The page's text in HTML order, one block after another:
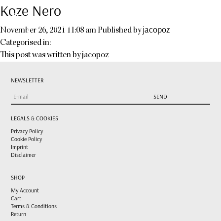
Koze Nero
November 26, 2021 11:08 amPublished byjacopoz
Categorised in:
This post was written by jacopoz
NEWSLETTER
LEGALS & COOKIES
Privacy Policy
Cookie Policy
Imprint
Disclaimer
SHOP
My Account
Cart
Terms & Conditions
Return